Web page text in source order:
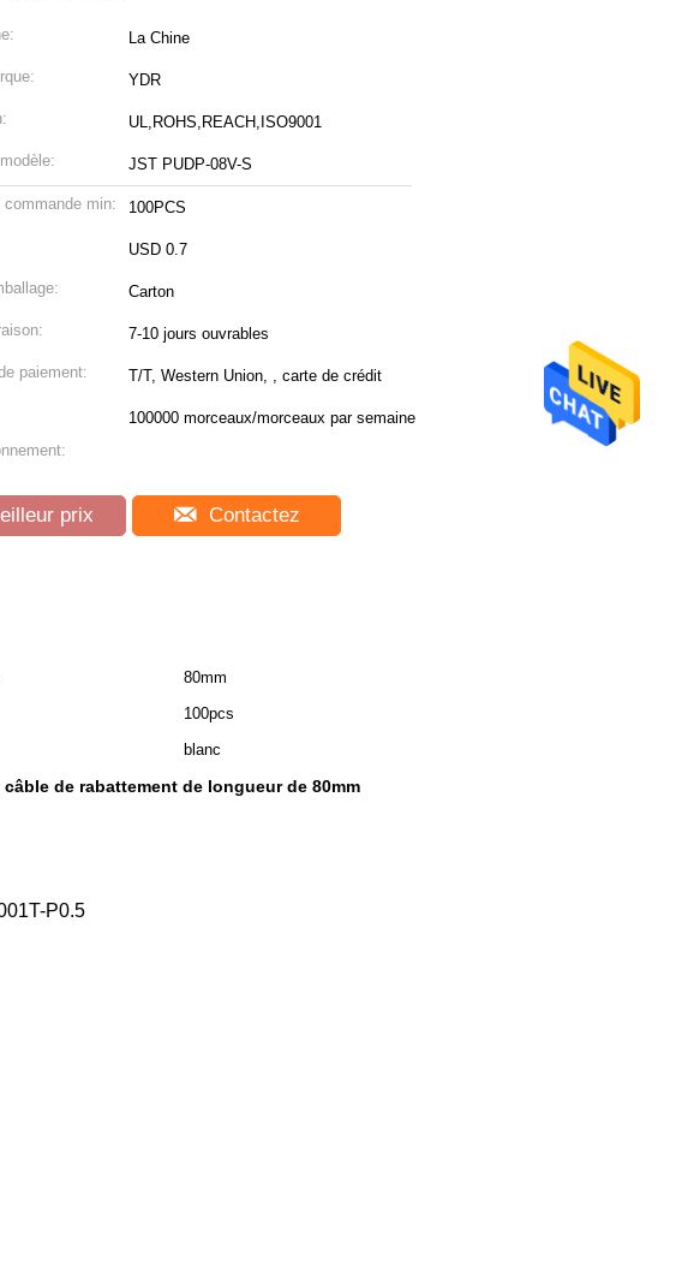
La Chine
YDR
UL,ROHS,REACH,ISO9001
JST PUDP-08V-S
min: 100PCS
USD 0.7
Carton
7-10 jours ouvrables
paiement: T/T, Western Union, , carte de crédit
100000 morceaux/morceaux par semaine
prix Contactez
80mm
100pcs
blanc
câble de rabattement de longueur de 80mm
P0.5